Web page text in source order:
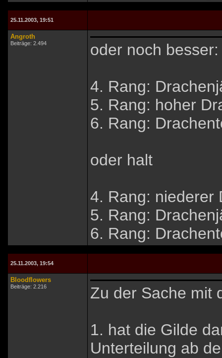
25.11.2003, 19:51
Angroth
Beiträge: 2.494 oder noch besser:
4. Rang:
5. Rang: hoher
6. Rang:
oder halt
4. Rang: niederer
5. Rang:
6. Rang:
25.11.2003, 19:54
Bloodflowers
Beiträge: 2.216 Zu der Sache mit
1. hat die Gilde
Unterteilung ab